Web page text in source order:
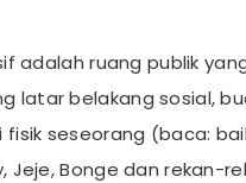
adalah ruang publik
latar belakang sosial,
seseorang (baca:
Jeje, Bonge dan rekan-